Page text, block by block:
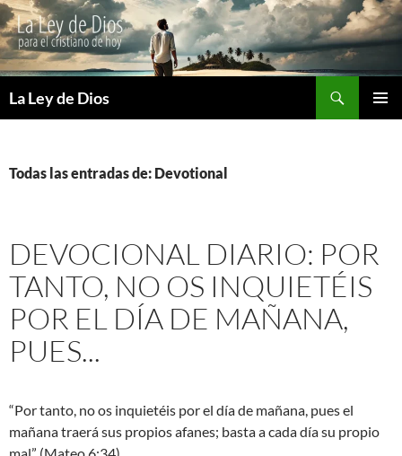
La Ley de Dios
Todas las entradas de: Devotional
DEVOCIONAL DIARIO: POR
TANTO, NO OS INQUIETÉIS
POR EL DÍA DE MAÑANA,
PUES...
“Por tanto, no os inquietéis por el día de mañana, pues el
mañana traerá sus propios afanes; basta a cada día su propio